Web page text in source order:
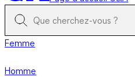
Femme
Homme